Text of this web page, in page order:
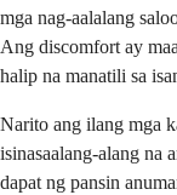
mga nag-aalalang
Ang discomfort ay
halip na manatili sa
Narito ang ilang mga
isinasaalang-alang na
dapat ng pansin